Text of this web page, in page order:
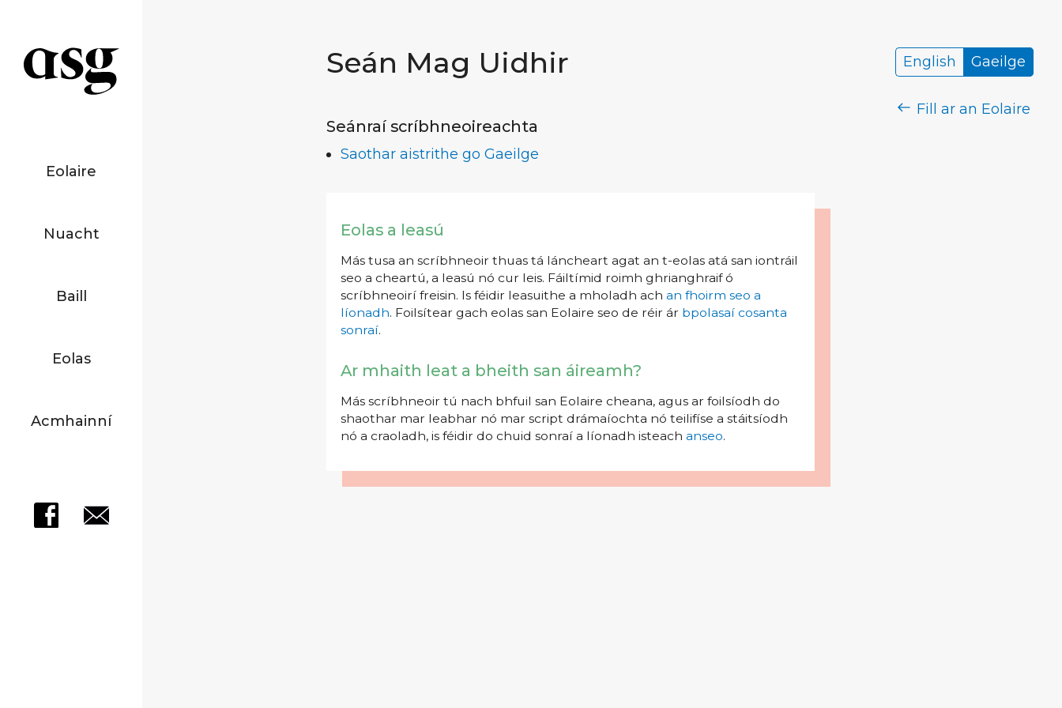
Eolaire
Nuacht
Baill
Eolas
Acmhainní
Seán Mag Uidhir English Gaeilge
Fill ar an Eolaire
Seánraí scríbhneoireachta
Saothar aistrithe go Gaeilge
Eolas a leasú
Más tusa an scríbhneoir thuas tá láncheart agat an t-eolas atá san iontráil
seo a cheartú, a leasú nó cur leis. Fáiltímid roimh ghrianghraif ó
scríbhneoirí freisin. Is féidir leasuithe a mholadh ach an fhoirm seo a
líonadh. Foilsítear gach eolas san Eolaire seo de réir ár bpolasaí cosanta
sonraí.
Ar mhaith leat a bheith san áireamh?
Más scríbhneoir tú nach bhfuil san Eolaire cheana, agus ar foilsíodh do
shaothar mar leabhar nó mar script drámaíochta nó teilifíse a stáitsíodh
nó a craoladh, is féidir do chuid sonraí a líonadh isteach anseo.